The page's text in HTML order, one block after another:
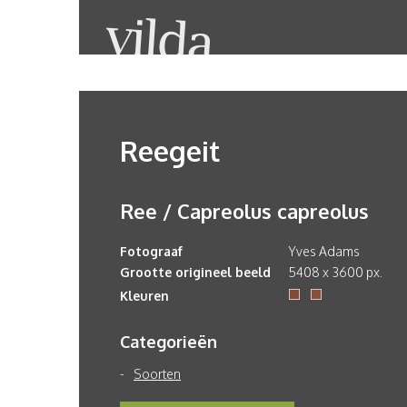
Reegeit
Ree / Capreolus capreolus
Fotograaf
Yves Adams
Grootte origineel beeld
5408 x 3600 px.
Kleuren
Categorieën
Soorten